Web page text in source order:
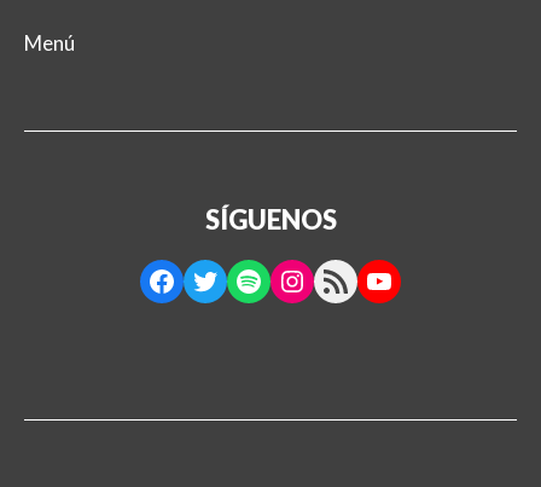
Menú
SÍGUENOS
Facebook
Twitter
SpotifyInstagram
RSS FeedYouTube